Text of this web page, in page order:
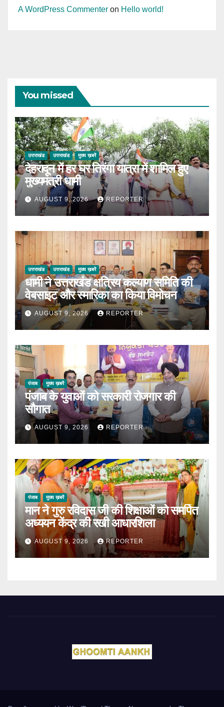
A WordPress Commenter on Hello world!
You missed
उत्तराखंड उत्तराखंड मुख्य ख़बरें
देहरादून में हर घर तिरंगा यात्रा में शामिल हुए
मुख्यमंत्री धामी
AUGUST 9, 2026 REPORTER
उत्तराखंड उत्तराखंड मुख्य ख़बरें
धामी ने उत्तराखंड क्षत्रिय कल्याण समिति की
वेबसाइट और स्मारिका का किया विमोचन
AUGUST 9, 2026 REPORTER
पंजाब मुख्य ख़बरें
पंजाब के युवाओं को सरकारी रोजगार की
सौगात
AUGUST 9, 2026 REPORTER
पंजाब मुख्य ख़बरें
मान ने गुरु रविदास जी की शिक्षाओं को समर्पित
अध्ययन केंद्र की रखी आधारशिला
AUGUST 9, 2026 REPORTER